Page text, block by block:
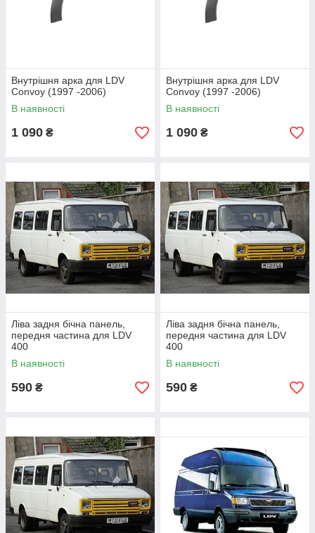
Внутрішня арка для LDV
Convoy (1997 -2006)
В наявності
1 090 ₴
Внутрішня арка для LDV
Convoy (1997 -2006)
В наявності
1 090 ₴
Ліва задня бічна панель,
передня частина для LDV
400
В наявності
590 ₴
Ліва задня бічна панель,
передня частина для LDV
400
В наявності
590 ₴